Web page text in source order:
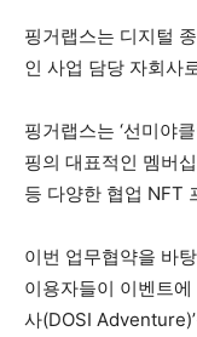
핑거랩스는 디지털
인 사업 담당 자회사
핑거랩스는 ‘선미야
핑의 대표적인 멤버
등 다양한 협업 NFT
이번 업무협약을 바
이용자들이 이벤트
사(DOSI